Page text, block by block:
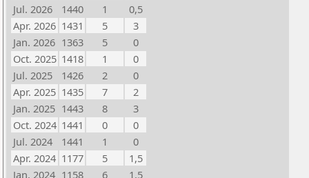
Jul. 2026
1440 1
0,5
Apr. 2026 1431 5
3
Jan. 2026 1363 5
0
Oct. 2025 1418 1
0
Jul. 2025
1426 2
0
Apr. 2025 1435 7
2
Jan. 2025 1443 8
3
Oct. 2024 1441 0
0
Jul. 2024
1441 1
0
Apr. 2024 1177 5
1,5
Jan. 2024 1158 6
1,5